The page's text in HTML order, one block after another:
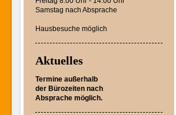
Samstag nach Absprache
Hausbesuche möglich
Aktuelles
Termine außerhalb
der Bürozeiten nach
Absprache möglich.